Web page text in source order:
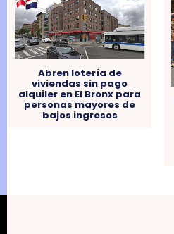
Abren lotería de
viviendas sin pago
alquiler en El Bronx para
personas mayores de
bajos ingresos